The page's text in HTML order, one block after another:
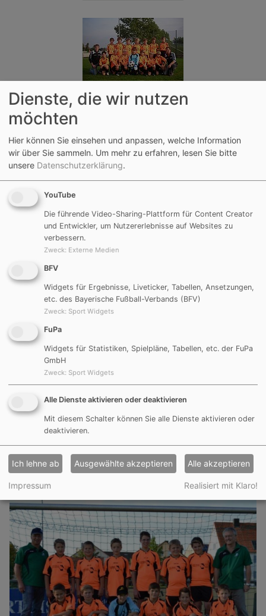
Dienste, die wir nutzen
möchten
Hier können Sie einsehen und anpassen, welche Information
wir über Sie sammeln. Um mehr zu erfahren, lesen Sie bitte
unsere Datenschutzerklärung.
YouTube
Die führende Video-Sharing-Plattform für Content Creator
und Entwickler, um Nutzererlebnisse auf Websites zu
verbessern.
Zweck: Externe Medien
BFV
Widgets für Ergebnisse, Liveticker, Tabellen, Ansetzungen,
etc. des Bayerische Fußball-Verbands (BFV)
Zweck: Sport Widgets
FuPa
Widgets für Statistiken, Spielpläne, Tabellen, etc. der FuPa
GmbH
Zweck: Sport Widgets
Alle Dienste aktivieren oder deaktivieren
Mit diesem Schalter können Sie alle Dienste aktivieren oder
deaktivieren.
Ich lehne ab Ausgewählte akzeptieren Alle akzeptieren
Impressum Realisiert mit Klaro!